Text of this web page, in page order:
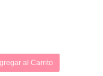
al Carrito